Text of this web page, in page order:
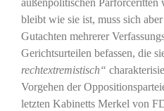
außenpolitischen
bleibt wie sie ist, muss sich
Gutachten mehrerer
Gerichtsurteilen befassen, die
rechtextremistisch“
Vorgehen der
letzten Kabinetts Merkel von